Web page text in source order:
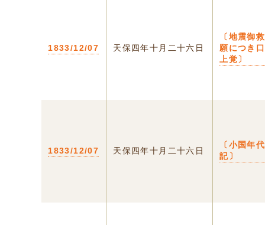
1833/12/07 天保四年十月二十六日
〔地震御救
願につき口
上覚〕
1833/12/07 天保四年十月二十六日
〔小国年代
記〕